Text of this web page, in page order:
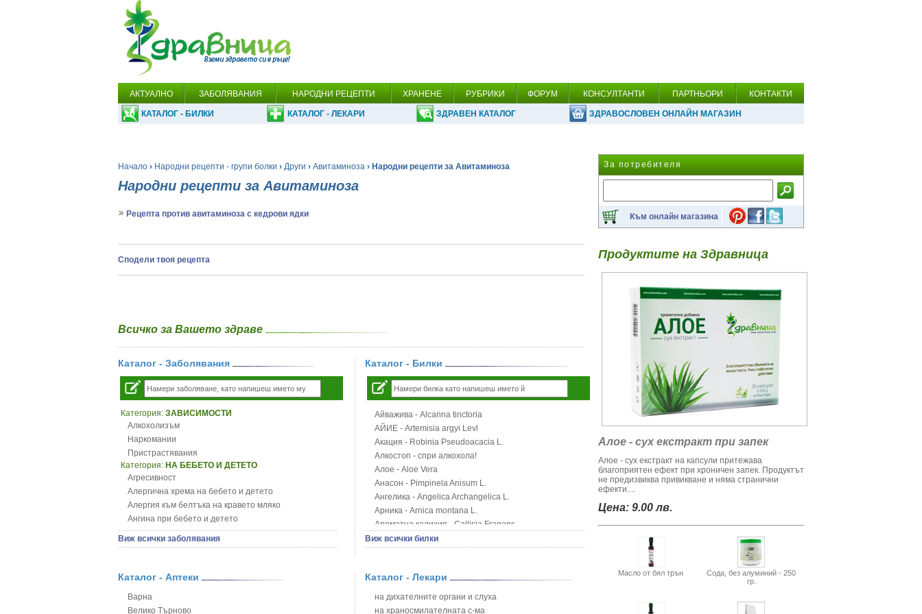
АКТУАЛНО ЗАБОЛЯВАНИЯ НАРОДНИ РЕЦЕПТИ ХРАНЕНЕ РУБРИКИ ФОРУМ КОНСУЛТАНТИ ПАРТНЬОРИ КОНТАКТИ
КАТАЛОГ - БИЛКИ КАТАЛОГ - ЛЕКАРИ ЗДРАВЕН КАТАЛОГ ЗДРАВОСЛОВЕН ОНЛАЙН МАГАЗИН
Начало › Народни рецепти - групи болки › Други › Авитаминоза › Народни рецепти за Авитаминоза
Народни рецепти за Авитаминоза
Рецепта против авитаминоза с кедрови ядки
Сподели твоя рецепта
Всичко за Вашето здраве
Каталог - Заболявания
Категория: ЗАВИСИМОСТИ
Алкохолизъм
Наркомании
Пристрастявания
Категория: НА БЕБЕТО И ДЕТЕТО
Агресивност
Алергична хрема на бебето и детето
Алергия към белтъка на кравето мляко
Ангина при бебето и детето
Анемия при бебето и детето
Апетит - пълни деца
Безапетитие при бебето и детето
Бронхит и пневмония при деца
Виж всички заболявания
Каталог - Билки
Айважива - Alcanna tinctoria
АЙИЕ - Artemisia argyi Levl
Акация - Robinia Pseudoacacia L.
Алкостоп - спри алкохола!
Алое - Aloe Vera
Анасон - Pimpinela Anisum L.
Ангелика - Angelica Archangelica L.
Арника - Arnica montana L.
Ароматна кализия - Callisia Fragans
Арония - Sorbus melanocorpa
Блатен аир - Acorus calamus L.
Блатен тъжник - Spirea ulmaria L.
Блян
Виж всички билки
Каталог - Аптеки
Варна
Велико Търново
Каталог - Лекари
на дихателните органи и слуха
на храносмилателната с-ма
За потребителя
Към онлайн магазина
Продуктите на Здравница
Алое - сух екстракт при запек
Алое - сух екстракт на капсули притежава
благоприятен ефект при хроничен запек. Продуктът
не предизвиква привикване и няма странични
ефекти....
Цена: 9.00 лв.
Масло от бял трън
Сода, без алуминий - 250
гр.